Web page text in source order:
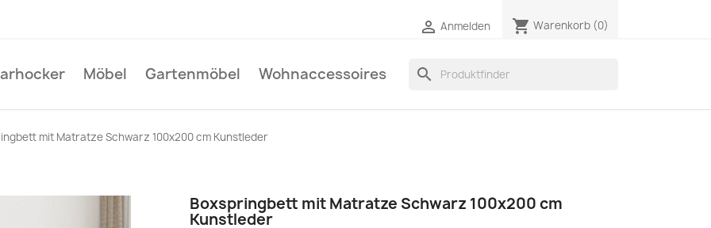
 Anmelden shopping_cart Warenkorb (0)
Möbel Gartenmöbel Wohnaccessoires search
mit Matratze Schwarz 100x200 cm Kunstleder
Boxspringbett mit Matratze Schwarz 100x200 cm
Kunstleder